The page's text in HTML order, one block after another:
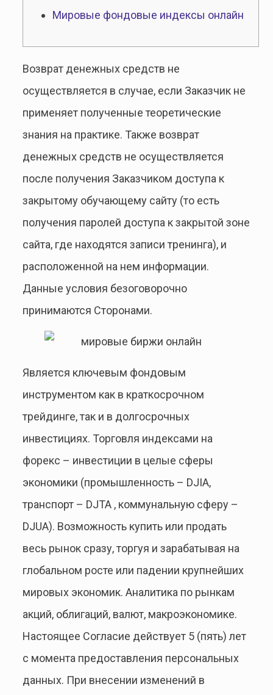
Мировые фондовые индексы онлайн
Возврат денежных средств не
осуществляется в случае, если Заказчик не
применяет полученные теоретические
знания на практике. Также возврат
денежных средств не осуществляется
после получения Заказчиком доступа к
закрытому обучающему сайту (то есть
получения паролей доступа к закрытой зоне
сайта, где находятся записи тренинга), и
расположенной на нем информации.
Данные условия безоговорочно
принимаются Сторонами.
Является ключевым фондовым
инструментом как в краткосрочном
трейдинге, так и в долгосрочных
инвестициях. Торговля индексами на
форекс – инвестиции в целые сферы
экономики (промышленность – DJIA,
транспорт – DJTA , коммунальную сферу –
DJUA). Возможность купить или продать
весь рынок сразу, торгуя и зарабатывая на
глобальном росте или падении крупнейших
мировых экономик. Аналитика по рынкам
акций, облигаций, валют, макроэкономике.
Настоящее Согласие действует 5 (пять) лет
с момента предоставления персональных
данных. При внесении изменений в